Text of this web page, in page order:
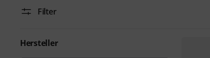
Filter
Hersteller